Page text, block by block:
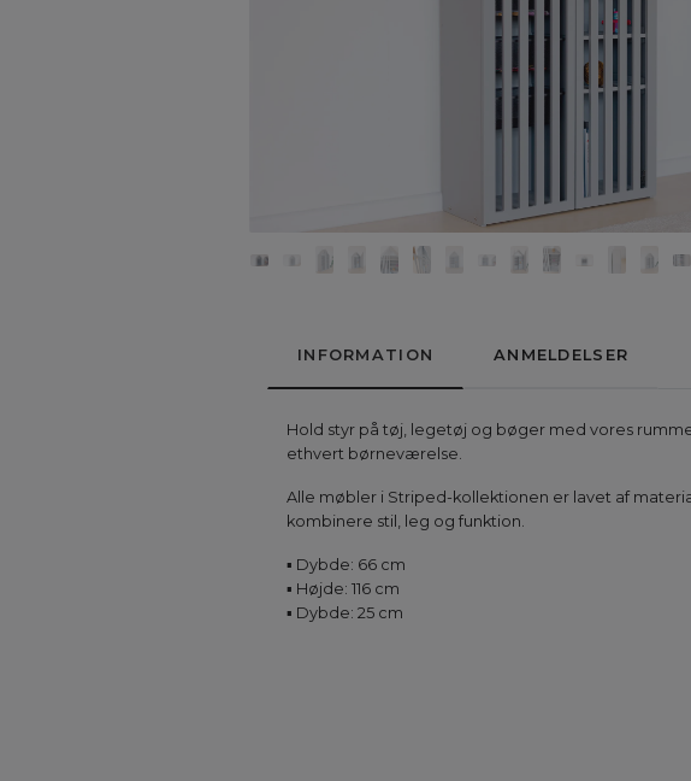
INFORMATION ANMELDELSER
Hold styr på tøj, legetøj og bøger med vores
ethvert børneværelse.
Alle møbler i Striped-kollektionen er lavet af
kombinere stil, leg og funktion.
▪ Dybde: 66 cm
▪️ Højde: 116 cm
▪️ Dybde: 25 cm